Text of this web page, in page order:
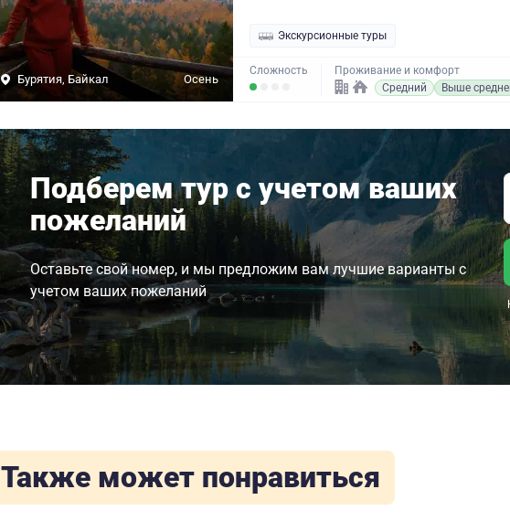
Бурятия, Байкал Осень
Экскурсионные туры
Сложность
Проживание и комфорт
Средний
Выше
Подберем тур с учетом ваших
пожеланий
Оставьте свой номер, и мы предложим вам лучшие варианты с
учетом ваших пожеланий
Также может понравиться